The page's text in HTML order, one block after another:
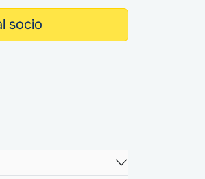
socio